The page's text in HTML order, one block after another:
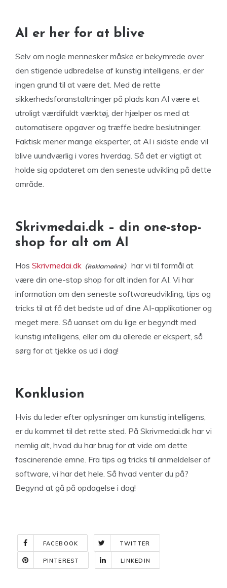
AI er her for at blive
Selv om nogle mennesker måske er bekymrede over
den stigende udbredelse af kunstig intelligens, er der
ingen grund til at være det. Med de rette
sikkerhedsforanstaltninger på plads kan AI være et
utroligt værdifuldt værktøj, der hjælper os med at
automatisere opgaver og træffe bedre beslutninger.
Faktisk mener mange eksperter, at AI i sidste ende vil
blive uundværlig i vores hverdag. Så det er vigtigt at
holde sig opdateret om den seneste udvikling på dette
område.
Skrivmedai.dk – din one-stop-
shop for alt om AI
Hos Skrivmedai.dk
har vi til formål at
være din one-stop shop for alt inden for AI. Vi har
information om den seneste softwareudvikling, tips og
tricks til at få det bedste ud af dine AI-applikationer og
meget mere. Så uanset om du lige er begyndt med
kunstig intelligens, eller om du allerede er ekspert, så
sørg for at tjekke os ud i dag!
Konklusion
Hvis du leder efter oplysninger om kunstig intelligens,
er du kommet til det rette sted. På Skrivmedai.dk har vi
nemlig alt, hvad du har brug for at vide om dette
fascinerende emne. Fra tips og tricks til anmeldelser af
software, vi har det hele. Så hvad venter du på?
Begynd at gå på opdagelse i dag!
FACEBOOK TWITTER
PINTEREST LINKEDIN